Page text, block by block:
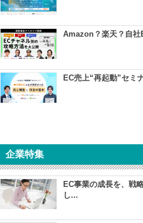
Amazon？楽天？自社
EC売上“再起動”セミ
企業特集
EC事業の成長を、戦
し...